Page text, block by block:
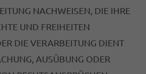
NACHWEISEN, DIE IHRE
UND FREIHEITEN
DIE VERARBEITUNG DIENT
AUSÜBUNG ODER